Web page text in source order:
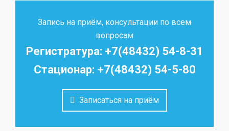
Запись на приём, консультации по всем
вопросам
Регистратура: +7(48432) 54-8-31
Стационар: +7(48432) 54-5-80
Записаться на приём